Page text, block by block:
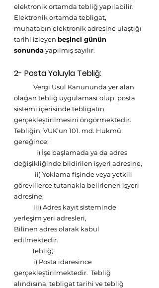
elektronik ortamda tebliğ yapılabilir.
Elektronik ortamda tebligat,
muhatabın elektronik adresine ulaştığı
tarihi izleyen beşinci günün
sonunda yapılmış sayılır.
2- Posta Yoluyla Tebliğ:
Vergi Usul Kanununda yer alan
olağan tebliğ uygulaması olup, posta
sistemi içerisinde tebligatın
gerçekleştirilmesini öngörmektedir.
Tebliğin; VUK’un 101. md. Hükmü
gereğince;
i) İşe başlamada ya da adres
değişikliğinde bildirilen işyeri adresine,
ii) Yoklama fişinde veya yetkili
görevlilerce tutanakla belirlenen işyeri
adresine,
iii) Adres kayıt sisteminde
yerleşim yeri adresleri,
Bilinen adres olarak kabul
edilmektedir.
Tebliğ;
i) Posta idaresince
gerçekleştirilmektedir.  Tebliğ
alındısına, tebligat tarihi ve tebliğ